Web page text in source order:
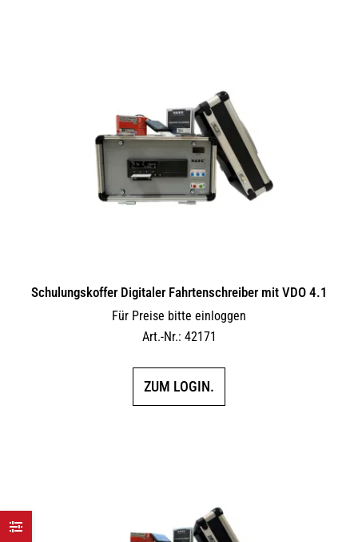
Schulungskoffer Digitaler Fahrtenschreiber mit VDO 4.1
Für Preise bitte einloggen
Art.-Nr.: 42171
ZUM LOGIN.